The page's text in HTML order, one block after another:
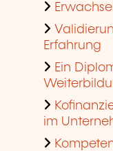
Erfahrung
Ein
im